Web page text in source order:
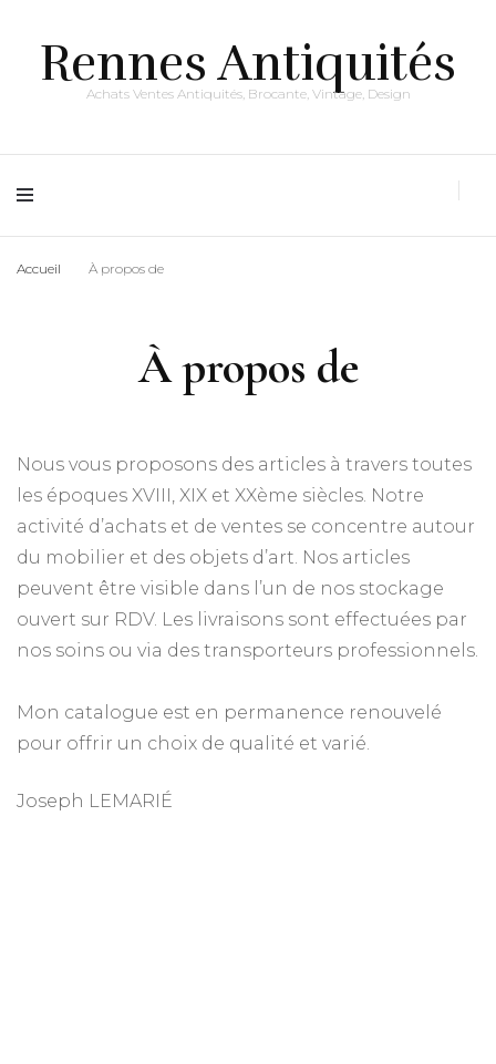
Rennes Antiquités
Achats Ventes Antiquités, Brocante, Vintage, Design
Accueil À propos de
À propos de
Nous vous proposons des articles à travers toutes
les époques XVIII, XIX et XXème siècles. Notre
activité d’achats et de ventes se concentre autour
du mobilier et des objets d’art. Nos articles
peuvent être visible dans l’un de nos stockage
ouvert sur RDV. Les livraisons sont effectuées par
nos soins ou via des transporteurs professionnels.
Mon catalogue est en permanence renouvelé
pour offrir un choix de qualité et varié.
Joseph LEMARIÉ